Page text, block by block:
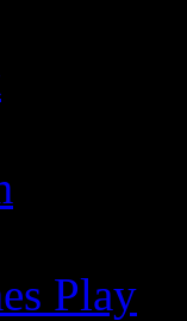
Play